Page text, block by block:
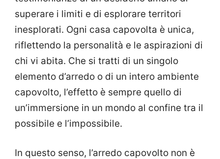
superare i limiti e di esplorare territori
inesplorati. Ogni casa capovolta è unica,
riflettendo la personalità e le aspirazioni di
chi vi abita. Che si tratti di un singolo
elemento d’arredo o di un intero ambiente
capovolto, l’effetto è sempre quello di
un’immersione in un mondo al confine tra il
possibile e l’impossibile.
In questo senso, l’arredo capovolto non è